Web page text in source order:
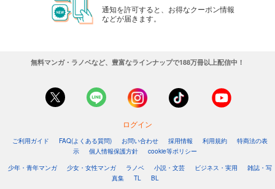
通知を許可すると、お得なクーポン情報
などが届きます。
無料マンガ・ラノベなど、豊富なラインナップで188万冊以上配信中！
ログイン
ご利用ガイド FAQ(よくある質問) お問い合わせ 採用情報 利用規約
特商法の表
示
個人情報保護方針
cookie等ポリシー
少年・青年マンガ
少女・女性マンガ ラノベ 小説・文芸 ビジネス・実用
雑誌・写
真集
TL BL